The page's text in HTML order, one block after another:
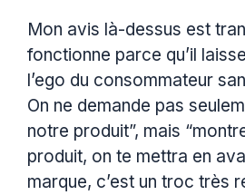
Mon avis là-dessus est
fonctionne parce qu’il
l’ego du consommateur
On ne demande pas
notre produit”, mais
produit, on te mettra en
marque, c’est un troc très